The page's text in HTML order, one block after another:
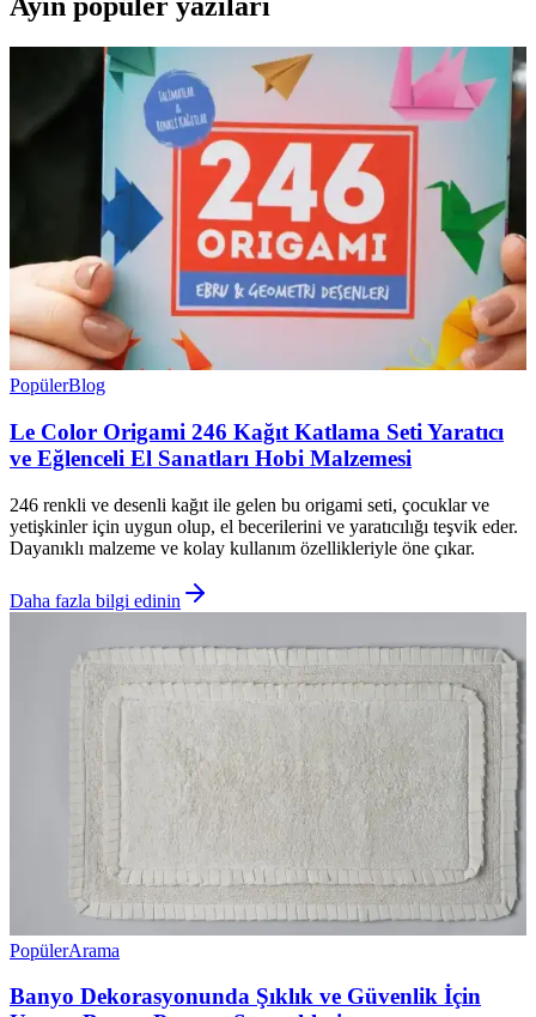
Ayın popüler yazıları
PopülerBlog
Le Color Origami 246 Kağıt Katlama Seti Yaratıcı
ve Eğlenceli El Sanatları Hobi Malzemesi
246 renkli ve desenli kağıt ile gelen bu origami seti, çocuklar ve
yetişkinler için uygun olup, el becerilerini ve yaratıcılığı teşvik eder.
Dayanıklı malzeme ve kolay kullanım özellikleriyle öne çıkar.
Daha fazla bilgi edinin
PopülerArama
Banyo Dekorasyonunda Şıklık ve Güvenlik İçin